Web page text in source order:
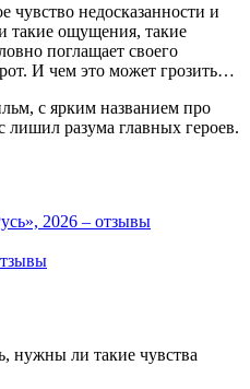
чувство недосказанности и
такие ощущения, такие
поглащает своего
И чем это может грозить…
с ярким названием про
лишил разума главных героев.
2026 – отзывы
нужны ли такие чувства